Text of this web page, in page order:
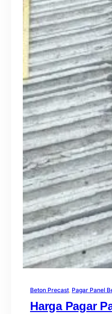
Beton Precast, Pagar Panel
Harga Pagar